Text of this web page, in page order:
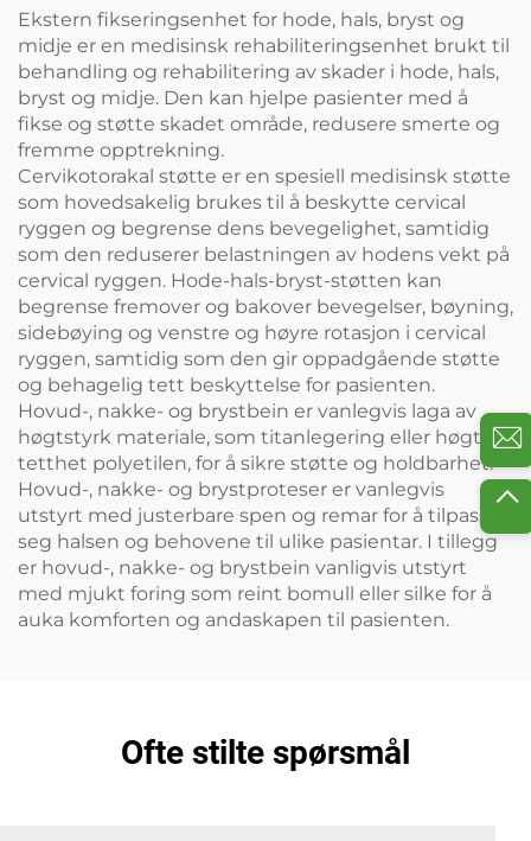
Ekstern fikseringsenhet for hode, hals, bryst og
midje er en medisinsk rehabiliteringsenhet brukt til
behandling og rehabilitering av skader i hode, hals,
bryst og midje. Den kan hjelpe pasienter med å
fikse og støtte skadet område, redusere smerte og
fremme opptrekning.
Cervikotorakal støtte er en spesiell medisinsk støtte
som hovedsakelig brukes til å beskytte cervical
ryggen og begrense dens bevegelighet, samtidig
som den reduserer belastningen av hodens vekt på
cervical ryggen. Hode-hals-bryst-støtten kan
begrense fremover og bakover bevegelser, bøyning,
sidebøying og venstre og høyre rotasjon i cervical
ryggen, samtidig som den gir oppadgående støtte
og behagelig tett beskyttelse for pasienten.
Hovud-, nakke- og brystbein er vanlegvis laga av
høgtstyrk materiale, som titanlegering eller høgt
tetthet polyetilen, for å sikre støtte og holdbarhet.
Hovud-, nakke- og brystproteser er vanlegvis
utstyrt med justerbare spen og remar for å tilpasse
seg halsen og behovene til ulike pasientar. I tillegg
er hovud-, nakke- og brystbein vanligvis utstyrt
med mjukt foring som reint bomull eller silke for å
auka komforten og andaskapen til pasienten.
Ofte stilte spørsmål